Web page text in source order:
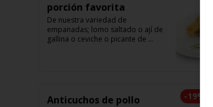
porción favorita
De nuestra variedad de
empanadas; lomo saltado o ají de
gallina o ceviche o picante de
-19%
Anticuchos de pollo